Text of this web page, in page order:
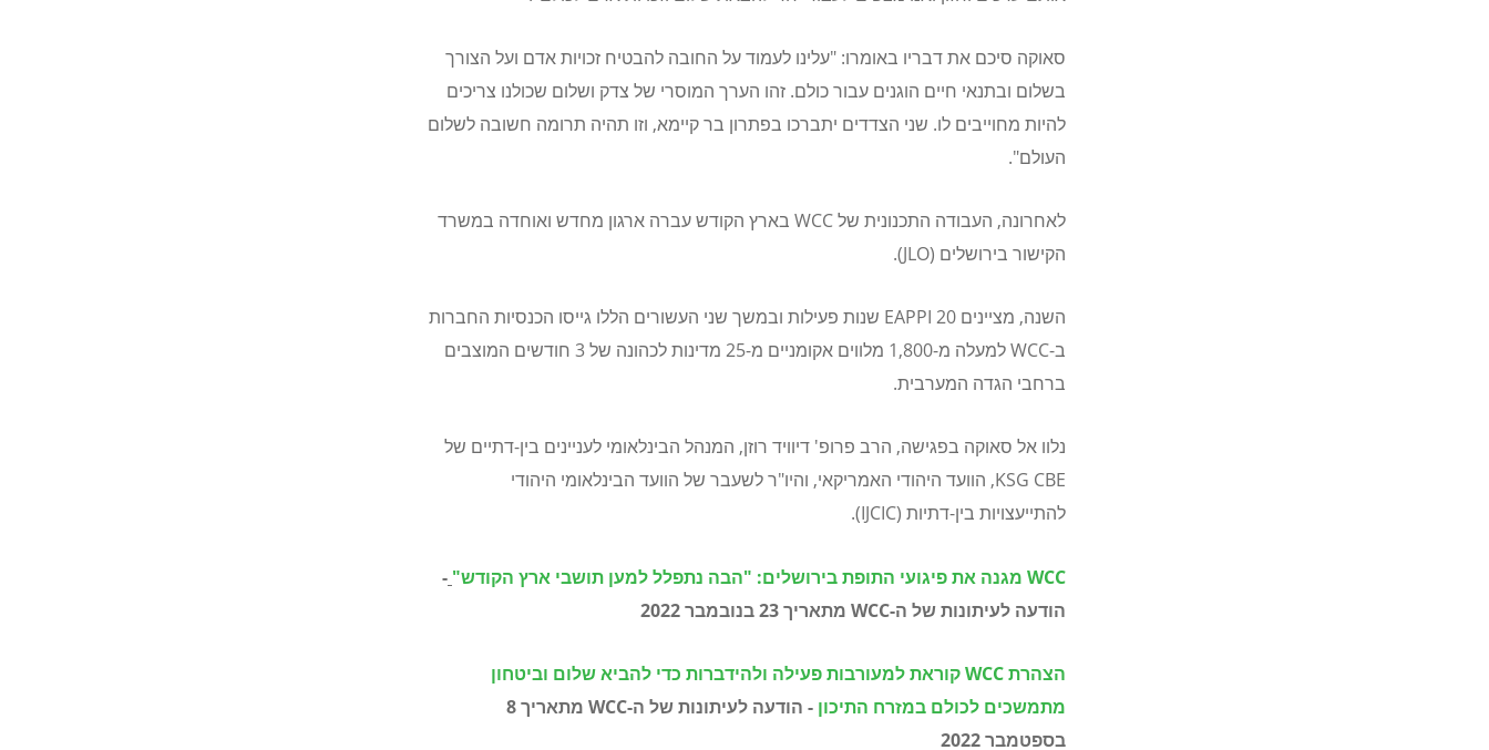
סאוקה סיכם את דבריו באומרו: "עלינו לעמוד על החובה להבטיח זכויות אדם ועל הצורך
בשלום ובתנאי חיים הוגנים עבור כולם. זהו הערך המוסרי של צדק ושלום שכולנו צריכים
להיות מחוייבים לו. שני הצדדים יתברכו בפתרון בר קיימא, וזו תהיה תרומה חשובה לשלום
העולם".
לאחרונה, העבודה התכנונית שלWCC בארץ הקודש עברה ארגון מחדש ואוחדה במשרד
הקישור בירושלים (JLO
).
השנה, מציינים EAPPI 20 שנות פעילות ובמשך שני העשורים הללו גייסו הכנסיות החברות
ב-WCC
למעלה מ-1,800 מלווים אקומניים מ-25 מדינות לכהונה של 3 חודשים המוצבים
ברחבי הגדה המערבית.
נלוו אל סאוקה בפגישה, הרב פרופ' דיוויד רוזן, המנהל הבינלאומי לעניינים בין-דתיים של
KSG CBE, הוועד היהודי האמריקאי, והיו"ר לשעבר של הוועד הבינלאומי היהודי
להתייעצויות בין-דתיות (IJCIC
).
WCC מגנה את פיגועי התופת בירושלים: "הבה נתפלל למען תושבי ארץ הקודש" -
הודעה לעיתונות של ה-WCC מתאריך 23 בנובמבר 2022
הצהרתWCCקוראת למעורבות פעילה ולהידברות כדי להביא שלום וביטחון
מתמשכים לכולם במזרח התיכון - הודעה לעיתונות של ה-WCC
מתאריך 8
בספטמבר 2022